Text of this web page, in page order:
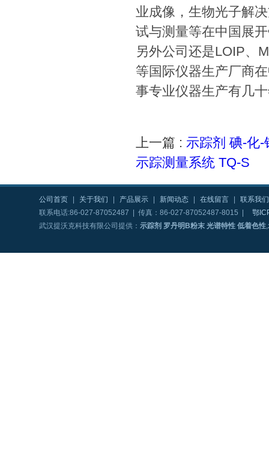
业成像，生物光子解
试与测量等在中国展
另外公司还是LOIP、
等国际仪器生产厂商
事专业仪器生产有几
上一篇 : 示踪剂 碘-化-
示踪测量系统 TQ-S
公司首页 关于我们 产品展示 新闻动态 在线留言
联系我们
联系电话:86-027-87052487 | 传真：86-027-87052487-8015 |
鄂
武汉提沃克科技有限公司提供： 示踪剂 罗丹明B粉末 光谱特性 低着色性,